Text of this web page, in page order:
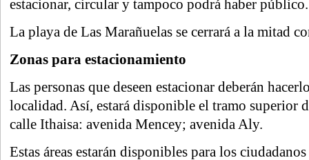
estacionar, circular y tampoco podrá haber público.
La playa de Las Marañuelas se cerrará a la mitad
Zonas para estacionamiento
Las personas que deseen estacionar deberán
localidad. Así, estará disponible el tramo superior
calle Ithaisa: avenida Mencey; avenida Aly.
Estas áreas estarán disponibles para los